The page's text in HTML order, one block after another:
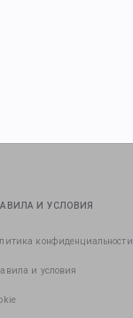
И УСЛОВИЯ
конфиденциальности
и условия